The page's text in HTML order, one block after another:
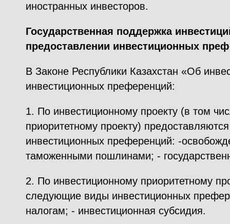
иностранных инвесторов.
Государственная поддержка
предоставлении инвестиционных
В Законе Республики Казахстан «Об
инвестиционных преференций:
1. По инвестиционному проекту (в том
приоритетному проекту)
инвестиционных преференций: -
таможенными пошлинами; -
2. По инвестиционному приоритетному
следующие виды инвестиционных
налогам; - инвестиционная субсидия.